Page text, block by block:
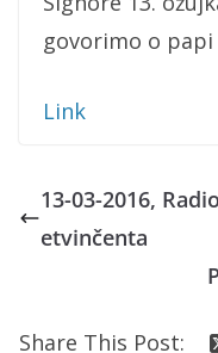
govorimo o papi
Link
13-03-2016,
etvinčenta
Share This Post: